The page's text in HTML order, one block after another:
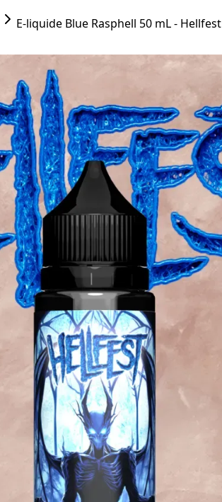
E-liquide Blue Rasphell 50 mL - Hellfest